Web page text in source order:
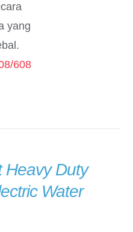
yang
608
Heavy Duty
Water